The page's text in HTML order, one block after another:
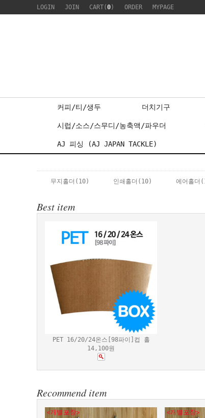
LOGIN JOIN CART(0) ORDER MYPAGE
커피/티/생두 더치기구
시럽/소스/스무디/농축액/파우더
AJ 피싱 (AJ JAPAN TACKLE)
무지홀더 (10) 인쇄홀더 (10) 에어홀더
Best item
PET 16/20/24온스[98파이]컵 홀
14,100원
Recommend item